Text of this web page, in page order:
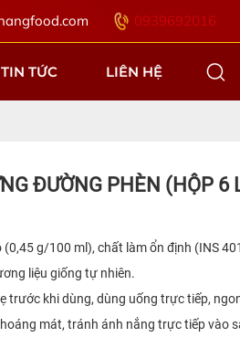
0939692016
TIN TỨC LIÊN HỆ
ĐƯỜNG PHÈN (HỘP 6
g/100 ml), chất làm ổn định (INS
liệu giống tự nhiên.
trước khi dùng, dùng uống trực tiếp,
mát, tránh ánh nắng trực tiếp vào